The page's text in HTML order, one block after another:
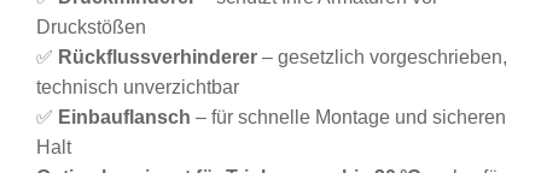
Druckstößen
✅ Rückflussverhinderer – gesetzlich vorgeschrieben,
technisch unverzichtbar
✅ Einbauflansch – für schnelle Montage und sicheren
Halt